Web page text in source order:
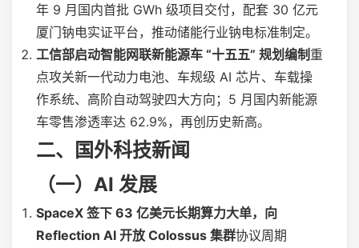
年 9 月国内首批 GWh 级项目交付，配套 30 亿元
厦门钠电实证平台，推动储能行业钠电标准制定。
工信部启动智能网联新能源车 “十五五” 规划编制 重
点攻关新一代动力电池、车规级 AI 芯片、车载操
作系统、高阶自动驾驶四大方向；5 月国内新能源
车零售渗透率达 62.9%，再创历史新高。
二、国外科技新闻
（一）AI 发展
SpaceX 签下 63 亿美元长期算力大单，向
Reflection AI 开放 Colossus 集群协议周期